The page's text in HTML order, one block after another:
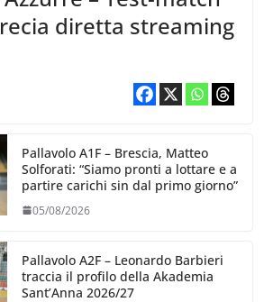
diretta streaming
Pallavolo A1F – Brescia, Matteo
Solforati: “Siamo pronti a lottare e a
partire carichi sin dal primo giorno”
05/08/2026
Pallavolo A2F – Leonardo Barbieri
traccia il profilo della Akademia
Sant’Anna 2026/27